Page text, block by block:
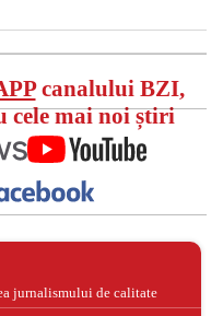
canalului BZI,
cele mai noi știri
jurnalismului de calitate